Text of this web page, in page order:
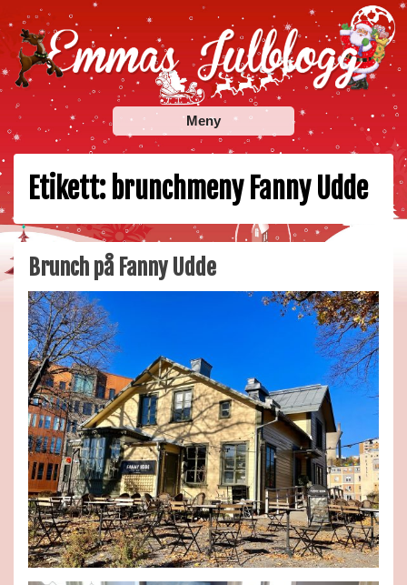
Skip
to
content
Emmas Julblogg
Julbloggar om julnyheter, julklappstips, julkalendrar,
adventskalendrar , julpyssel och julrecept!
Meny
Etikett: brunchmeny Fanny Udde
Brunch på Fanny Udde